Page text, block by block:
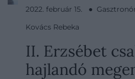
2022. február 15. ●
Kovács Rebeka
II. Erzsébet
hajlandó